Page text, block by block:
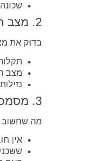
2. מצב הדירה
בדוק את
מצב
3. מסמכים חוקיים
מה שחשוב
אין